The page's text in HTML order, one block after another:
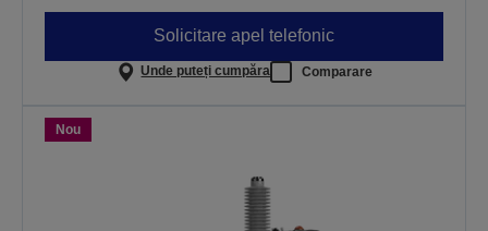
Solicitare apel telefonic
Unde puteți cumpăra Comparare
Nou